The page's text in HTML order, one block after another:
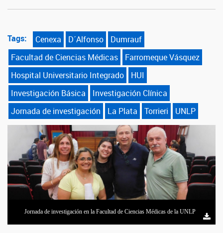
Tags: Cenexa D´Alfonso
Dumrauf
Facultad de Ciencias Médicas
Farromeque Vásquez
Hospital Universitario Integrado
HUI
Investigación Básica
Investigación Clínica
Jornada de investigación
La Plata Torrieri UNLP
Jornada de investigación en la Facultad de Ciencias Médicas de la UNLP